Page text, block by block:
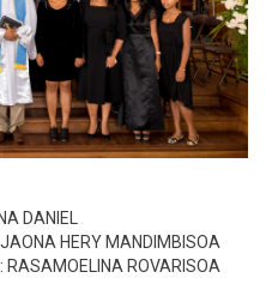
DANIEL
HERY MANDIMBISOA
: RASAMOELINA ROVARISOA